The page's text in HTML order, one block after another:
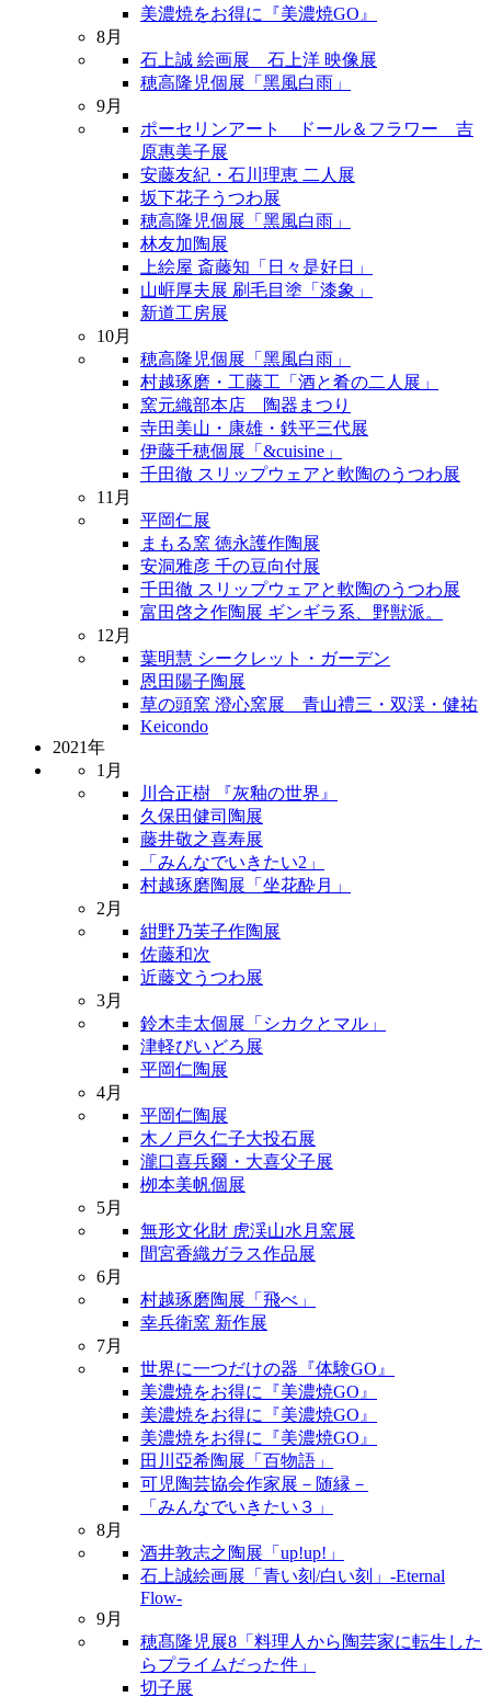
美濃焼をお得に『美濃焼GO』
8月
石上誠 絵画展 石上洋 映像展
穂高隆児個展「黑風白雨」
9月
ポーセリンアート ドール＆フラワー 吉
原惠美子展
安藤友紀・石川理恵 二人展
坂下花子うつわ展
穂高隆児個展「黑風白雨」
林友加陶展
上絵屋 斎藤知「日々是好日」
山㟁厚夫展 刷毛目塗「漆象」
新道工房展
10月
穂高隆児個展「黑風白雨」
村越琢磨・工藤工「酒と肴の二人展」
窯元織部本店 陶器まつり
寺田美山・康雄・鉄平三代展
伊藤千穂個展「&cuisine」
千田徹 スリップウェアと軟陶のうつわ展
11月
平岡仁展
まもる窯 徳永護作陶展
安洞雅彦 千の豆向付展
千田徹 スリップウェアと軟陶のうつわ展
富田啓之作陶展 ギンギラ系、野獣派。
12月
葉明慧 シークレット・ガーデン
恩田陽子陶展
草の頭窯 澄心窯展 青山禮三・双渓・健祐
Keicondo
2021年
1月
川合正樹 『灰釉の世界』
久保田健司陶展
藤井敬之喜寿展
「みんなでいきたい2」
村越琢磨陶展「坐花酔月」
2月
紺野乃芙子作陶展
佐藤和次
近藤文うつわ展
3月
鈴木圭太個展「シカクとマル」
津軽びいどろ展
平岡仁陶展
4月
平岡仁陶展
木ノ戸久仁子大投石展
瀧口喜兵爾・大喜父子展
栁本美帆個展
5月
無形文化財 虎渓山水月窯展
間宮香織ガラス作品展
6月
村越琢磨陶展「飛べ」
幸兵衛窯 新作展
7月
世界に一つだけの器『体験GO』
美濃焼をお得に『美濃焼GO』
美濃焼をお得に『美濃焼GO』
美濃焼をお得に『美濃焼GO』
田川亞希陶展「百物語」
可児陶芸協会作家展－随縁－
「みんなでいきたい３」
8月
酒井敦志之陶展「up!up!」
石上誠絵画展「青い刻/白い刻」-Eternal
Flow-
9月
穂髙隆児展8「料理人から陶芸家に転生した
らプライムだった件」
切子展